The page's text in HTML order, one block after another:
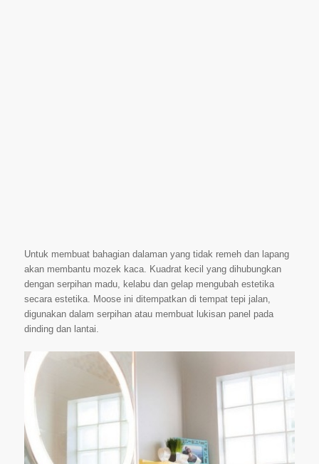
Untuk membuat bahagian dalaman yang tidak remeh dan lapang
akan membantu mozek kaca. Kuadrat kecil yang dihubungkan
dengan serpihan madu, kelabu dan gelap mengubah estetika
secara estetika. Moose ini ditempatkan di tempat tepi jalan,
digunakan dalam serpihan atau membuat lukisan panel pada
dinding dan lantai.